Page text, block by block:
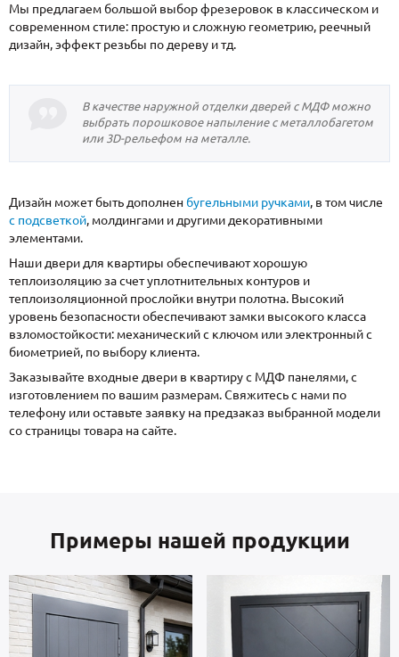
Мы предлагаем большой выбор фрезеровок в классическом и
современном стиле: простую и сложную геометрию, реечный
дизайн, эффект резьбы по дереву и тд.
В качестве наружной отделки дверей с МДФ можно
выбрать порошковое напыление с металлобагетом
или 3D-рельефом на металле.
Дизайн может быть дополнен бугельными ручками, в том числе
с подсветкой, молдингами и другими декоративными
элементами.
Наши двери для квартиры обеспечивают хорошую
теплоизоляцию за счет уплотнительных контуров и
теплоизоляционной прослойки внутри полотна. Высокий
уровень безопасности обеспечивают замки высокого класса
взломостойкости: механический с ключом или электронный с
биометрией, по выбору клиента.
Заказывайте входные двери в квартиру с МДФ панелями, с
изготовлением по вашим размерам. Свяжитесь с нами по
телефону или оставьте заявку на предзаказ выбранной модели
со страницы товара на сайте.
Примеры нашей продукции